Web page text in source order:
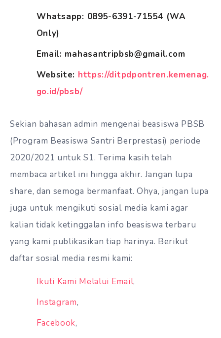
Whatsapp: 0895-6391-71554 (WA
Only)
Email: mahasantripbsb@gmail.com
Website: https://ditpdpontren.kemenag.
go.id/pbsb/
Sekian bahasan admin mengenai beasiswa PBSB
(Program Beasiswa Santri Berprestasi) periode
2020/2021 untuk S1. Terima kasih telah
membaca artikel ini hingga akhir. Jangan lupa
share, dan semoga bermanfaat. Ohya, jangan lupa
juga untuk mengikuti sosial media kami agar
kalian tidak ketinggalan info beasiswa terbaru
yang kami publikasikan tiap harinya. Berikut
daftar sosial media resmi kami:
Ikuti Kami Melalui Email,
Instagram,
Facebook,